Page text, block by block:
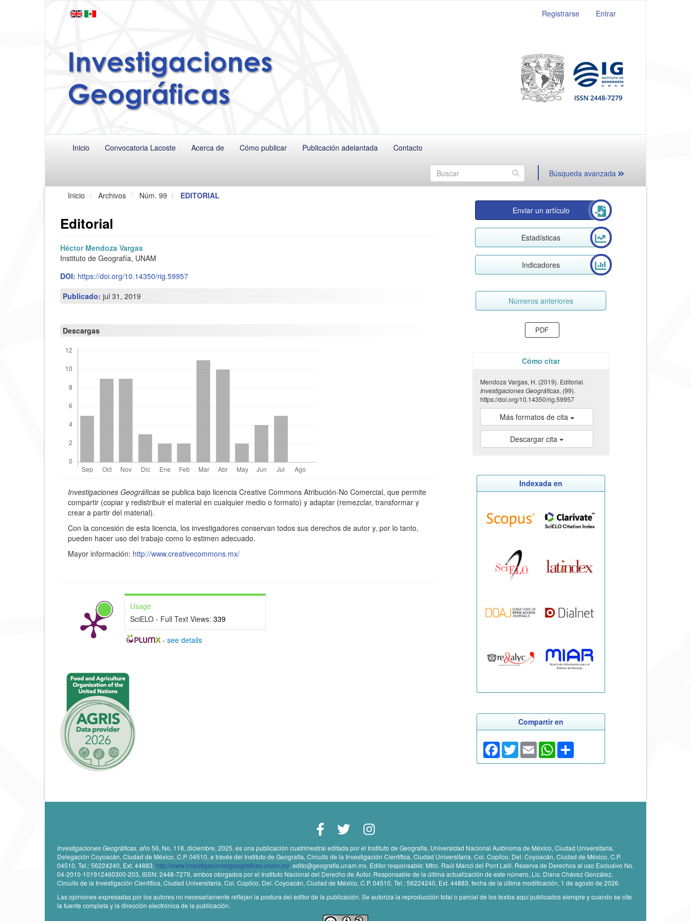
Registrarse Entrar
Inicio Convocatoria Lacoste Acerca de Cómo publicar Publicación adelantada Contacto
Búsqueda avanzada
Inicio Archivos Núm. 99 EDITORIAL
Editorial
Barra
lateral
del
artículo
C
o
n
t
n
d
p
a
c
o
Héctor Mendoza Vargas
Instituto de Geografía, UNAM
DOI: https://doi.org/10.14350/rig.59957
Publicado: jul 31, 2019
Descargas
Detalles
del
artículo
Investigaciones Geográficas se publica bajo licencia Creative Commons Atribución-No Comercial, que permite
compartir (copiar y redistribuir el material en cualquier medio o formato) y adaptar (remezclar, transformar y
crear a partir del material).
Con la concesión de esta licencia, los investigadores conservan todos sus derechos de autor y, por lo tanto,
pueden hacer uso del trabajo como lo estimen adecuado.
Mayor información: http://www.creativecommons.mx/
Usage
SciELO - Full Text Views: 339
- see details
Enviar un artículo
Estadísticas
Indicadores
Números anteriores
PDF
Cómo citar
Mendoza Vargas, H. (2019). Editorial.
Investigaciones Geográficas, (99).
https://doi.org/10.14350/rig.59957
Más formatos de cita
Descargar cita
Indexada en
Compartir en
Facebook
TwitterEmailWhatsApp
Share
Investigaciones Geográficas, año 56, No. 118, diciembre, 2025, es una publicación cuatrimestral editada por el Instituto de Geografía, Universidad Nacional Autónoma de México, Ciudad Universitaria,
Delegación Coyoacán, Ciudad de México, C.P. 04510, a través del Instituto de Geografía, Circuito de la Investigación Científica, Ciudad Universitaria, Col. Copilco, Del. Coyoacán, Ciudad de México, C.P.
04510, Tel.: 56224240, Ext. 44883, http://www.investigacionesgeograficas.unam.mx, edito@geografia.unam.mx. Editor responsable: Mtro. Raúl Marcó del Pont Lalli. Reserva de Derechos al uso Exclusivo No.
04-2010-101912460300-203, ISSN: 2448-7279, ambos otorgados por el Instituto Nacional del Derecho de Autor. Responsable de la última actualización de este número, Lic. Diana Chávez González,
Circuito de la Investigación Científica, Ciudad Universitaria, Col. Copilco, Del. Coyoacán, Ciudad de México, C.P. 04510, Tel.: 56224240, Ext. 44883, fecha de la última modificación, 1 de agosto de 2026.
Las opiniones expresadas por los autores no necesariamente reflejan la postura del editor de la publicación. Se autoriza la reproducción total o parcial de los textos aquí publicados siempre y cuando se cite
la fuente completa y la dirección electrónica de la publicación.